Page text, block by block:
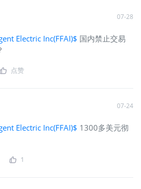
07-28
Electric Inc(FFAI)$ 国内禁止交易
点赞
07-24
Electric Inc(FFAI)$ 1300多美元彻
1